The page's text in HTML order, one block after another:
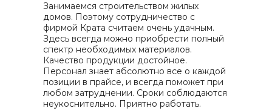
Занимаемся строительством жилых
домов. Поэтому сотрудничество с
фирмой Крата считаем очень удачным.
Здесь всегда можно приобрести полный
спектр необходимых материалов.
Качество продукции достойное.
Персонал знает абсолютно все о каждой
позиции в прайсе, и всегда поможет при
любом затруднении. Сроки соблюдаются
неукоснительно. Приятно работать.